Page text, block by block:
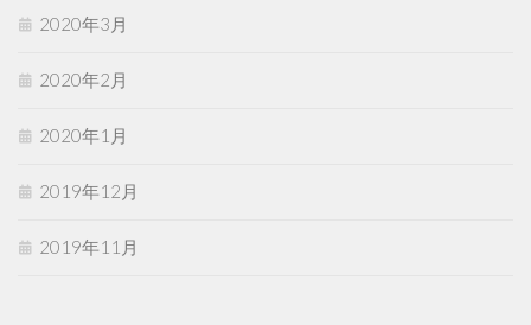
2020年3月
2020年2月
2020年1月
2019年12月
2019年11月